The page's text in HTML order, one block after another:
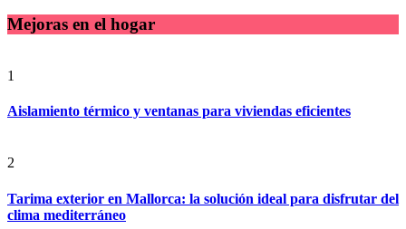
Mejoras en el hogar
1
Aislamiento térmico y ventanas para viviendas eficientes
2
Tarima exterior en Mallorca: la solución ideal para disfrutar del
clima mediterráneo